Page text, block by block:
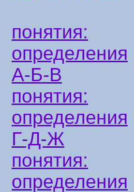
понятия:
определения
А-Б-В
понятия:
определения
Г-Д-Ж
понятия:
определения